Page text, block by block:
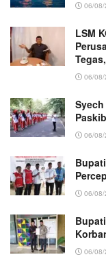
06/08/
LSM
06/08/
06/08/
06/08/
06/08/